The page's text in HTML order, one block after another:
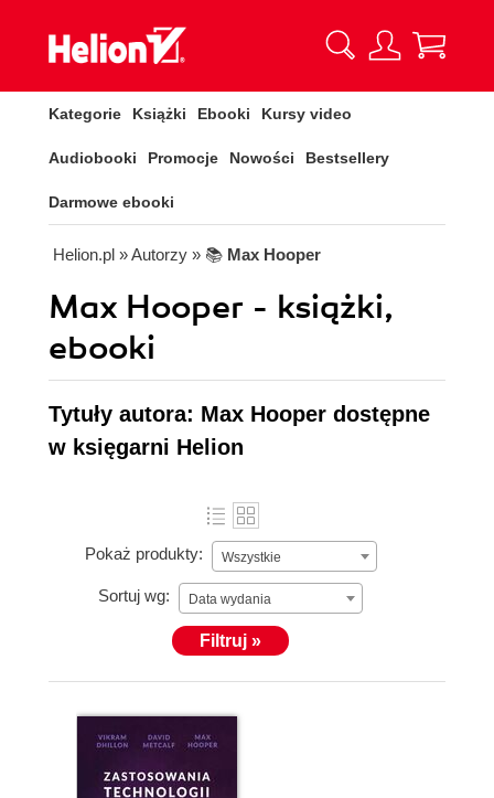
Kategorie Książki Ebooki Kursy video
Audiobooki Promocje Nowości Bestsellery
Darmowe ebooki
Helion.pl » Autorzy » 📚 Max Hooper
Max Hooper - książki,
ebooki
Tytuły autora: Max Hooper dostępne
w księgarni Helion
Pokaż produkty: Wszystkie
Sortuj wg: Data wydania
Filtruj »